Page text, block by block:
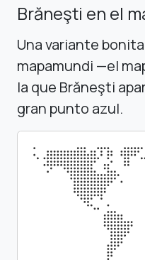
Brăneşti en el
Una variante
mapamundi —el
la que Brăneşti
gran punto azul.